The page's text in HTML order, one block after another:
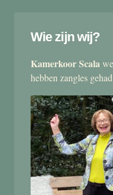
Wie zijn wij?
Kamerkoor Scala
hebben zangles